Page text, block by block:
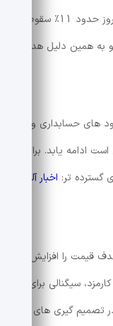
افزایش دادند، هرچند رتبهٔ سرمایه گذاری را خنثی
های حسابداری و
ادامه یابد. برای
گسترده تر: اخبار آلت کوین
را افزایش داد،
سیگنالی برای
تصمیم گیری های خود از